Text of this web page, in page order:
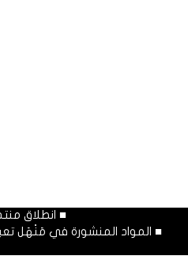
■ انطلاق منتدى
■ المواد المنشورة في مَنْهَل